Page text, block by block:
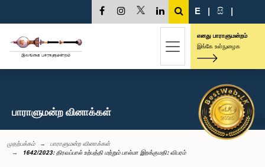
E | සි |
எனது பாராளுமன்றம்
இங்கே உள்நுழைக
பாராளுமன்ற வினாக்கள்
முதற்பக்கம்
பாராளுமன்ற வினாக்கள்
1642/2023: திரவப்பால் உற்பத்தி மற்றும் பால்மா இறக்குமதி: விபரம்